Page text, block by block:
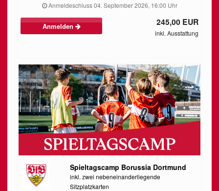
Anmeldeschluss 04. September 2026, 16:00 Uhr
Anmelden 245,00 EUR
inkl. Ausstattung
Spieltagscamp Borussia Dortmund
inkl. zwei nebeneinanderliegende
Sitzplatzkarten